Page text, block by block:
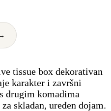
tissue box dekorativan
karakter i završni
drugim komadima
skladan, uređen dojam.